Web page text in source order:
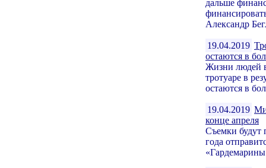
дальше
Александр
19.04.2019
остаются в
Жизни людей
тротуаре в
остаются в
19.04.2019
конце апреля
Съемки будут
года